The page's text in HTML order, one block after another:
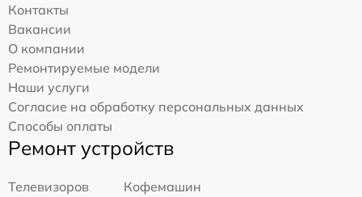
Контакты
Вакансии
О компании
Ремонтируемые модели
Наши услуги
Согласие на обработку персональных данных
Способы оплаты
Ремонт устройств
Телевизоров
Кофемашин